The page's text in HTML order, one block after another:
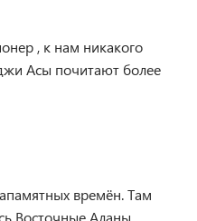
хистары Уаны , ама афта
, к нам никакого
Асы почитают более
времён. Там
Восточные Аланы.